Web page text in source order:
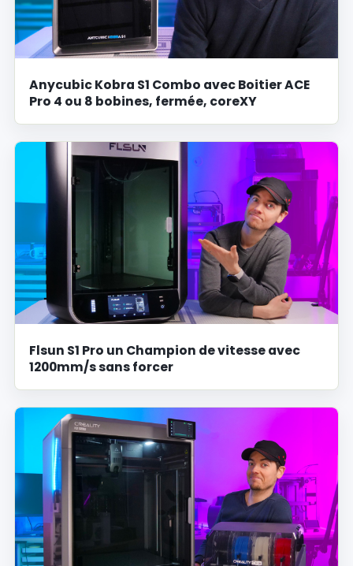
Anycubic Kobra S1 Combo avec Boitier ACE
Pro 4 ou 8 bobines, fermée, coreXY
Flsun S1 Pro un Champion de vitesse avec
1200mm/s sans forcer